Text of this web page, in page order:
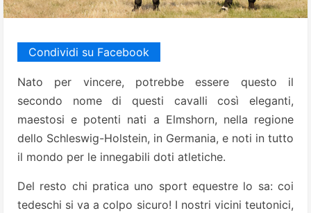
Condividi su Facebook
Nato per vincere, potrebbe essere questo il
secondo nome di questi cavalli così eleganti,
maestosi e potenti nati a Elmshorn, nella regione
dello Schleswig-Holstein, in Germania, e noti in tutto
il mondo per le innegabili doti atletiche.
Del resto chi pratica uno sport equestre lo sa: coi
tedeschi si va a colpo sicuro! I nostri vicini teutonici,